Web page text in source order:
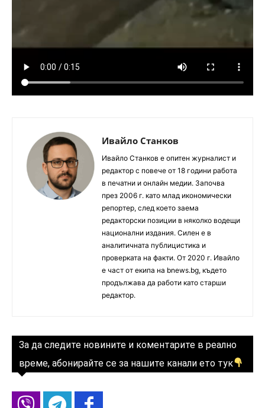
Ивайло Станков
Ивайло Станков е опитен журналист и
редактор с повече от 18 години работа
в печатни и онлайн медии. Започва
през 2006 г. като млад икономически
репортер, след което заема
редакторски позиции в няколко водещи
национални издания. Силен е в
аналитичната публицистика и
проверката на факти. От 2020 г. Ивайло
е част от екипа на bnews.bg, където
продължава да работи като старши
редактор.
За да следите новините и коментарите в реално
време, абонирайте се за нашите канали ето тук